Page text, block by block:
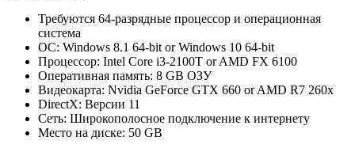
Требуются 64-разрядные процессор и операционная
система
ОС: Windows 8.1 64-bit or Windows 10 64-bit
Процессор: Intel Core i3-2100T or AMD FX 6100
Оперативная память: 8 GB ОЗУ
Видеокарта: Nvidia GeForce GTX 660 or AMD R7 260x
DirectX: Версии 11
Сеть: Широкополосное подключение к интернету
Место на диске: 50 GB